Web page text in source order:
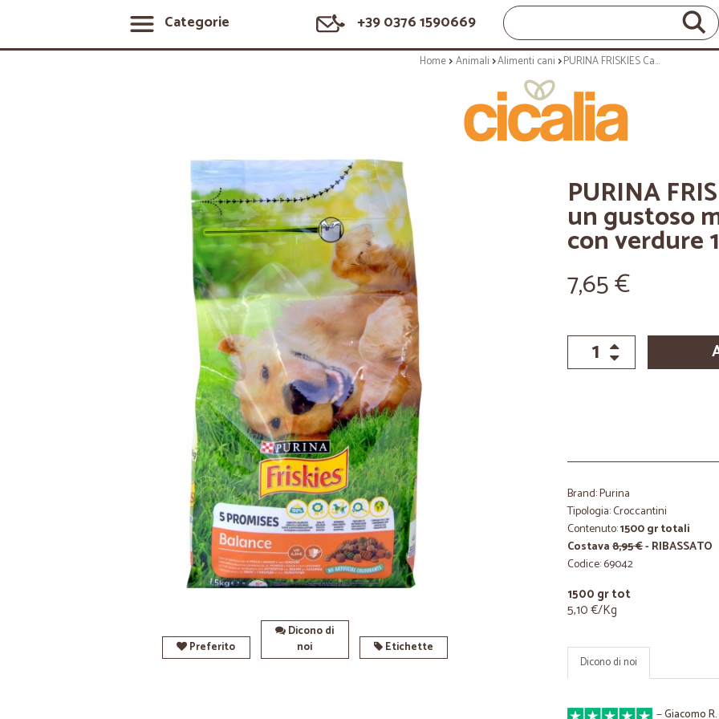
Categorie +39 0376 1590669
Home Animali Alimenti cani PURINA FRISKIES Cane Balance con un gustoso mix di Pollo e Manzo e con verdure 1,5 kg.
Preferito
Dicono di
noi
Etichette
PURINA
un gustoso
con verdure
7,65 €
Brand: Purina
Tipologia: Croccantini
Contenuto:1500 gr totali
Costava8,95 €- RIBASSATO
Codice: 69042
1500 gr tot
5,10 €/Kg
Dicono di noi
—Giacomo R.